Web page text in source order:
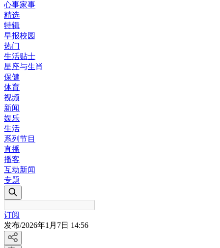
心事家事
精选
特辑
早报校园
热门
生活贴士
星座与生肖
保健
体育
视频
新闻
娱乐
生活
系列节目
直播
播客
互动新闻
专题
订阅
发布/2026年1月7日 14:56